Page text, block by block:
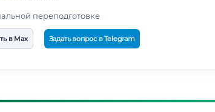
переподготовке
в Max Задать вопрос в Telegram